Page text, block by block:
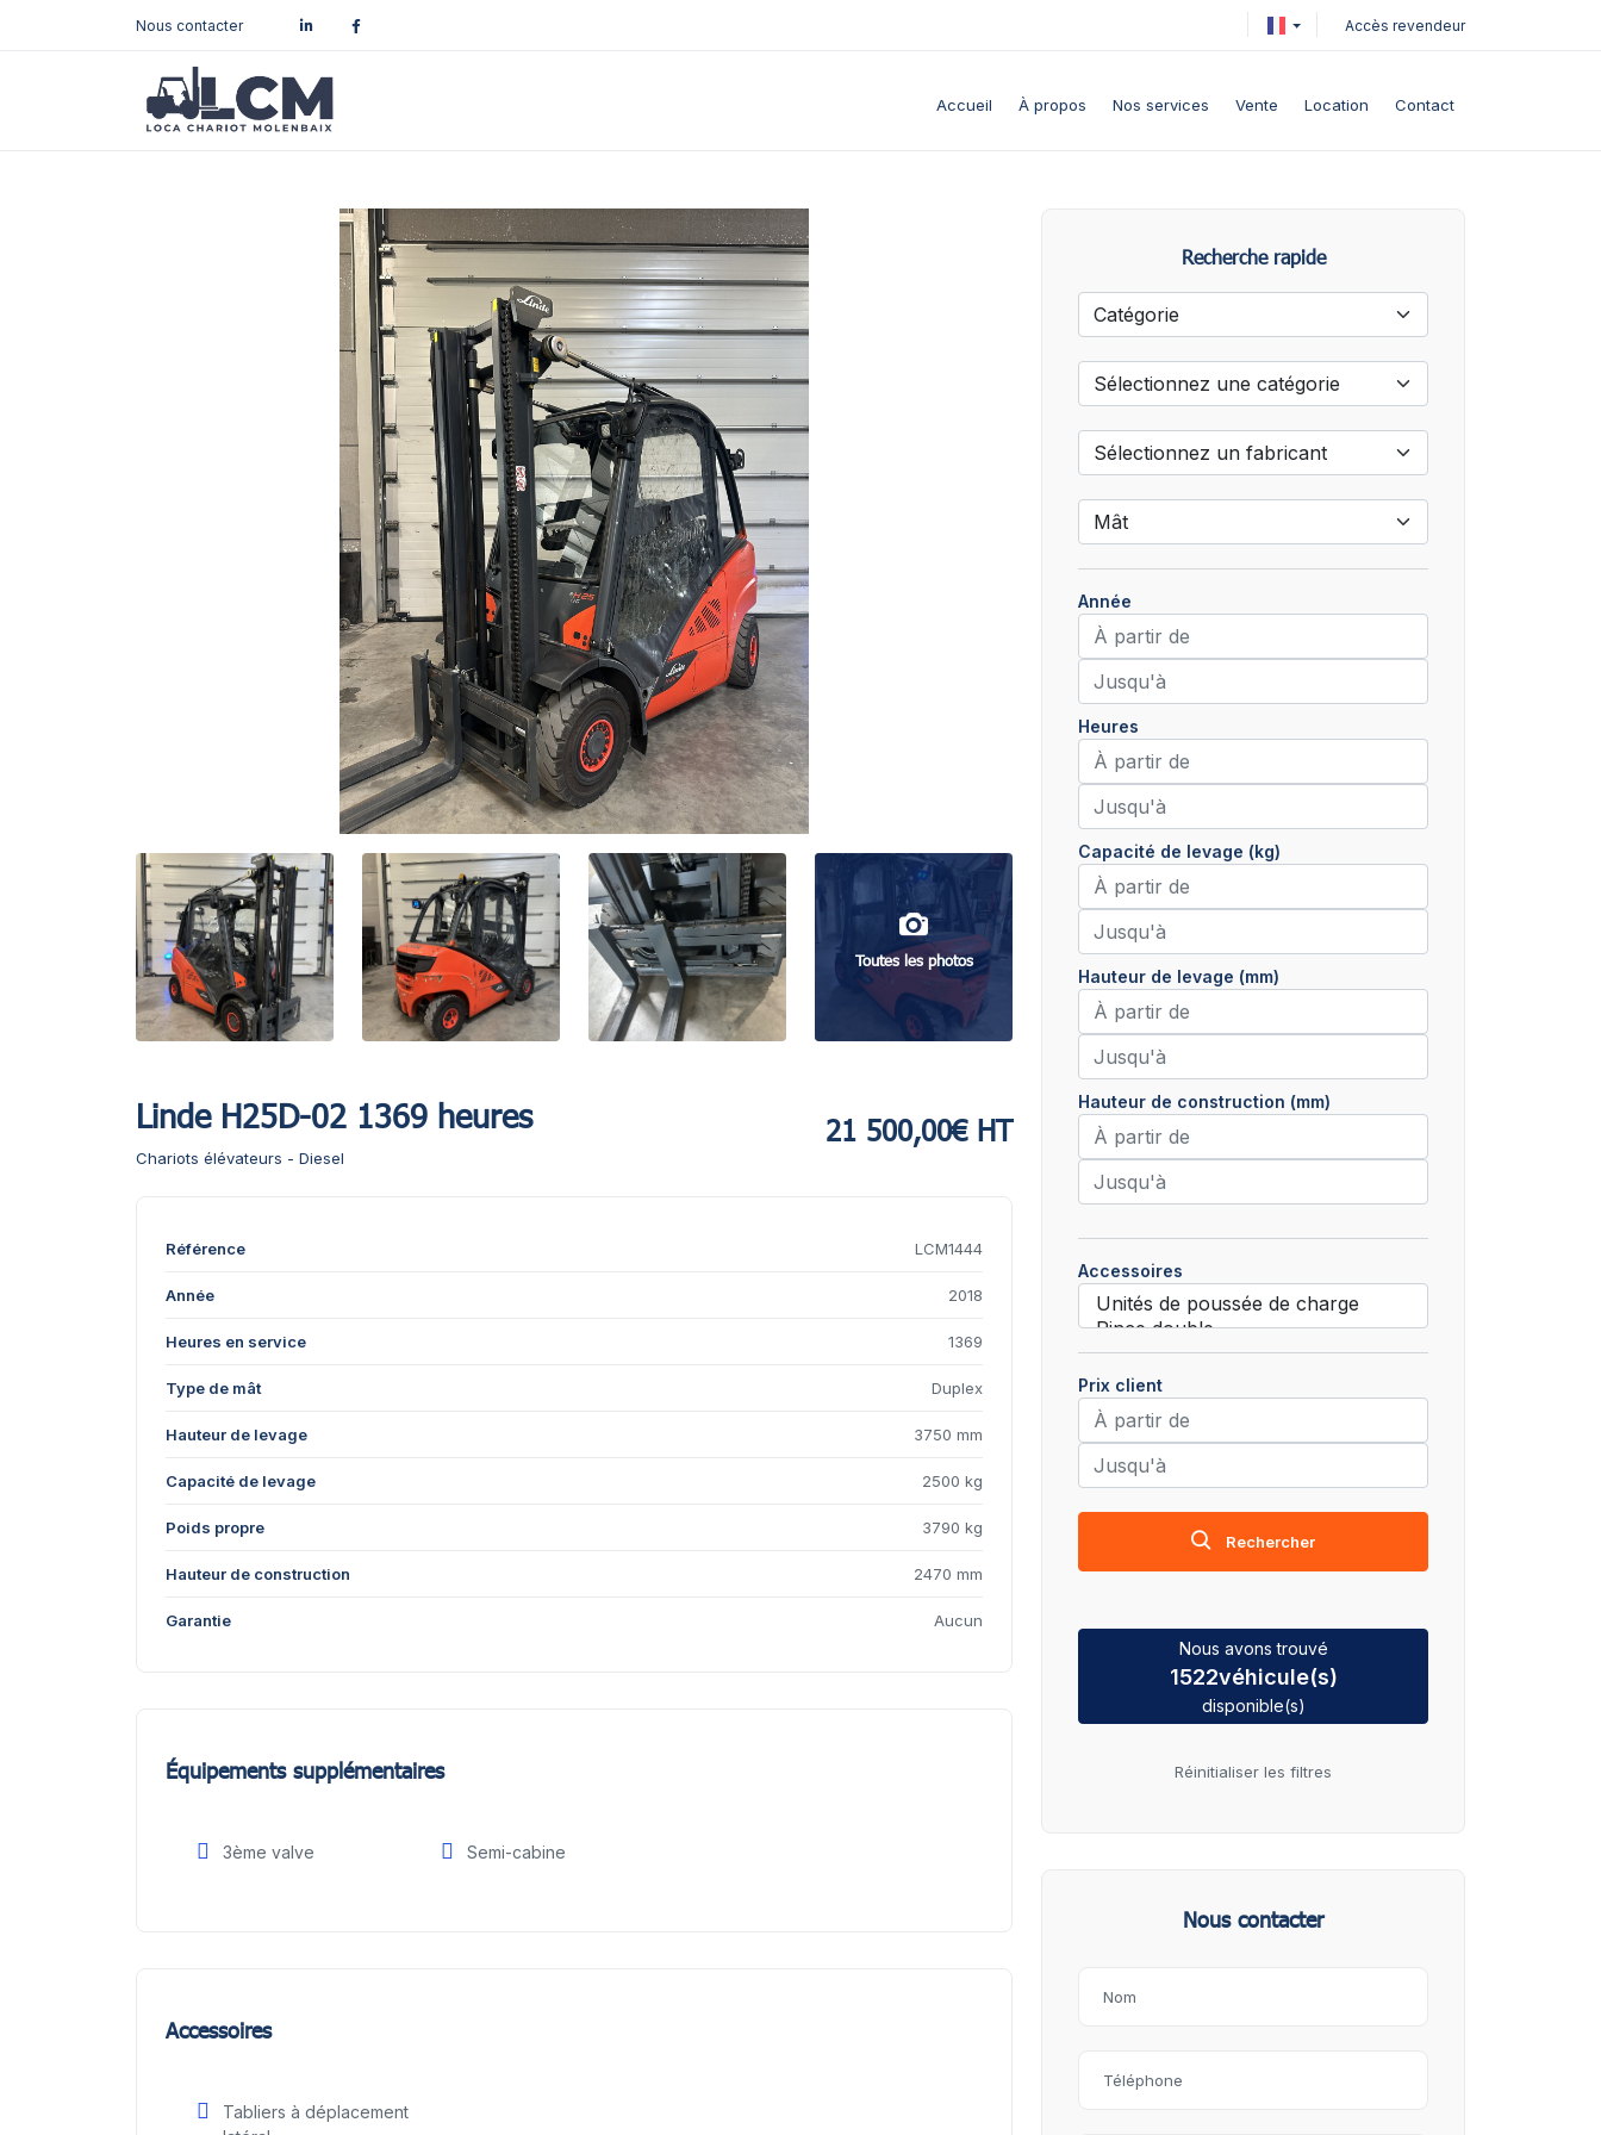
Nous contacter Accès revendeur
Accueil À propos Nos services Vente Location Contact
Toutes les photos
Linde H25D-02 1369 heures
Chariots élévateurs - Diesel
21 500,00€ HT
Référence LCM1444
Année 2018
Heures en service 1369
Type de mât Duplex
Hauteur de levage 3750 mm
Capacité de levage 2500 kg
Poids propre 3790 kg
Hauteur de construction 2470 mm
Garantie Aucun
Équipements supplémentaires
3ème valve Semi-cabine
Accessoires
Tabliers à déplacement
Recherche rapide
Année
Heures
Capacité de levage (kg)
Hauteur de levage (mm)
Hauteur de construction (mm)
Accessoires
Prix client
Rechercher
Nous avons trouvé
1522véhicule(s)
disponible(s)
Réinitialiser les filtres
Nous contacter